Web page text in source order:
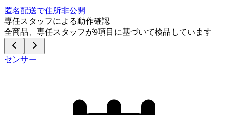
匿名配送で住所非公開
専任スタッフによる動作確認
全商品、専任スタッフが9項目に基づいて検品しています
センサー